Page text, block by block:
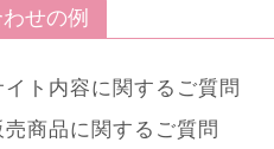
せの例
イト内容に関するご質問
売商品に関するご質問